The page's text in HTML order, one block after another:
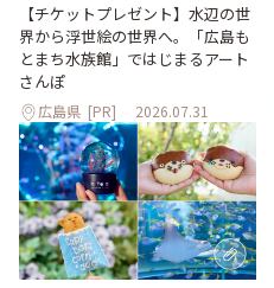
【チケットプレゼント】水辺の世
界から浮世絵の世界へ。「広島も
とまち水族館」ではじまるアート
さんぽ
広島県 [PR] 2026.07.31